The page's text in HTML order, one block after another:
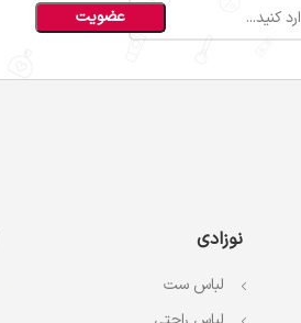
نوزادی
لباس ست